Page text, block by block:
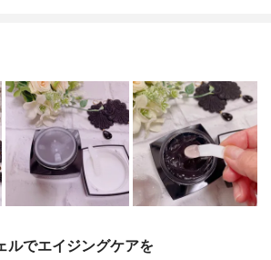
ルでエイジングケアを